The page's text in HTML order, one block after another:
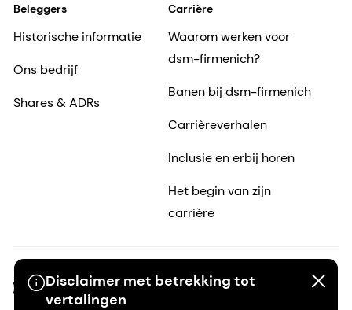
Disclaimer met betrekking tot
vertalingen
Beleggers
Historische informatie
Ons bedrijf
Shares & ADRs
Carrière
Waarom werken voor
dsm-firmenich?
Banen bij dsm-firmenich
Carrièreverhalen
Inclusie en erbij horen
Het begin van zijn
carrière
NL-NL